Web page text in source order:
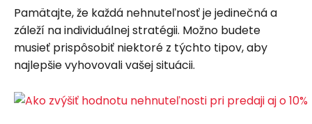
Pamätajte, že každá nehnuteľnosť je jedinečná a
záleží na individuálnej stratégii. Možno budete
musieť prispôsobiť niektoré z týchto tipov, aby
najlepšie vyhovovali vašej situácii.